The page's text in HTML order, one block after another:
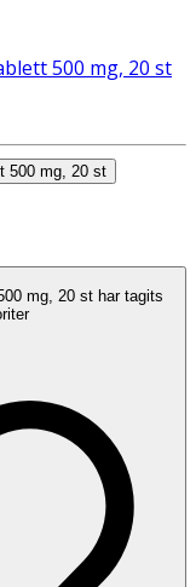
500 mg, 20 st
500 mg, 20 st
mg, 20 st har tagits